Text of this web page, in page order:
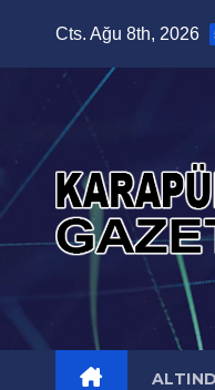
Cts. Ağu 8th, 2026